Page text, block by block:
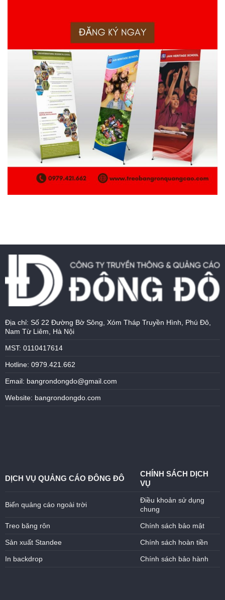
Địa chỉ: Số 22 Đường Bờ Sông, Xóm Tháp Truyền Hình, Phú Đô,
Nam Từ Liêm, Hà Nội
MST: 0110417614
Hotline: 0979.421.662
Email: bangrondongdo@gmail.com
Website: bangrondongdo.com
DỊCH VỤ QUẢNG CÁO ĐÔNG ĐÔ
CHÍNH SÁCH DỊCH
VỤ
Biển quảng cáo ngoài trời
Điều khoản sử dụng
chung
Treo băng rôn Chính sách bảo mật
Sản xuất Standee Chính sách hoàn tiền
In backdrop Chính sách bảo hành